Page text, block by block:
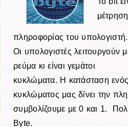
πληροφορίας του υπολογιστή.
Οι υπολογιστές λειτουργούν
ρεύμα κι είναι γεμάτοι
κυκλώματα. Η κατάσταση ενός
κυκλώματος μας δίνει την
συμβολίζουμε με 0 και 1.
Byte.